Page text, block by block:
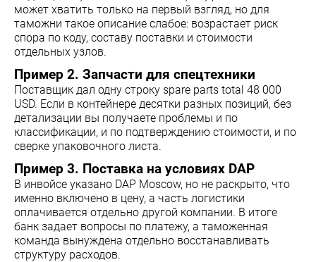
может хватить только на первый взгляд, но для
таможни такое описание слабое: возрастает риск
спора по коду, составу поставки и стоимости
отдельных узлов.
Пример 2. Запчасти для спецтехники
Поставщик дал одну строку spare parts total 48 000
USD. Если в контейнере десятки разных позиций, без
детализации вы получаете проблемы и по
классификации, и по подтверждению стоимости, и по
сверке упаковочного листа.
Пример 3. Поставка на условиях DAP
В инвойсе указано DAP Moscow, но не раскрыто, что
именно включено в цену, а часть логистики
оплачивается отдельно другой компании. В итоге
банк задает вопросы по платежу, а таможенная
команда вынуждена отдельно восстанавливать
структуру расходов.